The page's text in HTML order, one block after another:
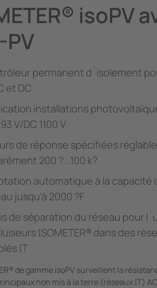
isoPV
PV
permanent d´isolement
et DC
installations
V/DC 1100 V
de réponse spécifiées
200 ?...100 k?
automatique à la capacité
jusqu'à 2000 ?F
de séparation du réseau pour
ISOMETER® dans des
IT
de gamme isoPV surveillent la
non mis à la terre (réseaux IT)